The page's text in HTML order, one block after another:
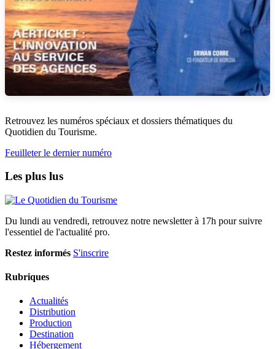
Retrouvez les numéros spéciaux et dossiers thématiques du
Quotidien du Tourisme.
Feuilleter le dernier numéro
Les plus lus
Du lundi au vendredi, retrouvez notre newsletter à 17h pour suivre
l'essentiel de l'actualité pro.
Restez informés S'inscrire
Rubriques
Actualités
Distribution
Production
Destination
Hébergement